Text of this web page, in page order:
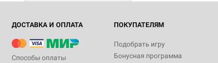
ДОСТАВКА И ОПЛАТА
Способы оплаты
ПОКУПАТЕЛЯМ
Подобрать игру
Бонусная программа